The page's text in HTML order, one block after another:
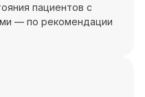
пациентов с
— по рекомендации